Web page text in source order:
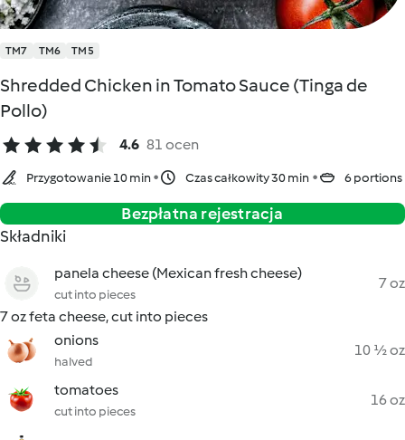
TM7 TM6 TM5
Shredded Chicken in Tomato Sauce (Tinga de
Pollo)
4.6 81 ocen
Przygotowanie 10 min Czas całkowity 30 min 6 portions
Bezpłatna rejestracja
Składniki
panela cheese (Mexican fresh cheese)
cut into pieces
7 oz
7 oz feta cheese, cut into pieces
onions
halved
10 ½ oz
tomatoes
cut into pieces
16 oz